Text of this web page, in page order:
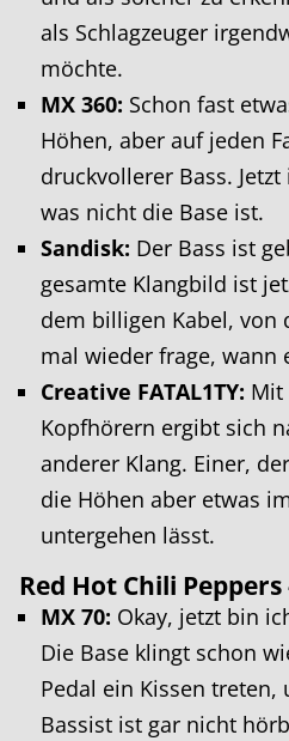
als Schlagzeuger
möchte.
MX 360: Schon fast
Höhen, aber auf jeden
druckvollerer Bass.
was nicht die Base ist.
Sandisk: Der Bass ist
gesamte Klangbild ist
dem billigen Kabel, von
mal wieder frage, wann
Creative FATAL1TY: Mit
Kopfhörern ergibt sich
anderer Klang. Einer,
die Höhen aber etwas
untergehen lässt.
Red Hot Chili
MX 70: Okay, jetzt bin
Die Base klingt schon
Pedal ein Kissen treten,
Bassist ist gar nicht